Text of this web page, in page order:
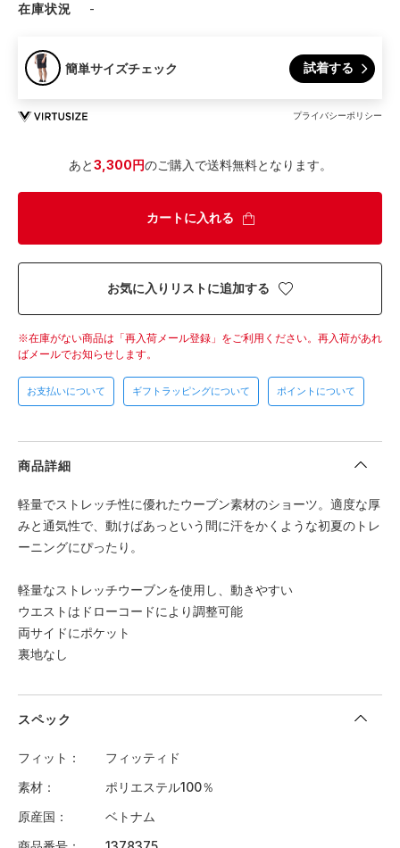
在庫状況 -
簡単サイズチェック 試着する
プライバシーポリシー
あと3,300円のご購入で送料無料となります。
カートに入れる
お気に入りリストに追加する
在庫がない商品は「再入荷メール登録」をご利用ください。 再入荷があれ
ばメールでお知らせします。
お支払いについて ギフトラッピングについて ポイントについて
商品詳細
軽量でストレッチ性に優れたウーブン素材のショーツ。適度な厚
みと通気性で、動けばあっという間に汗をかくような初夏のトレ
ーニングにぴったり。
軽量なストレッチウーブンを使用し、動きやすい
ウエストはドローコードにより調整可能
両サイドにポケット
裏地なし
スペック
フィット
フィッティド
素材
ポリエステル100％
原産国
ベトナム